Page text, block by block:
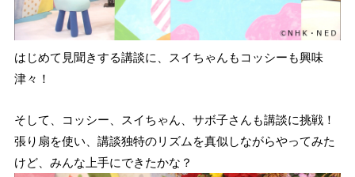
はじめて見聞きする講談に、スイちゃんもコッシーも興味
津々！
そして、コッシー、スイちゃん、サボ子さんも講談に挑戦！
張り扇を使い、講談独特のリズムを真似しながらやってみた
けど、みんな上手にできたかな？